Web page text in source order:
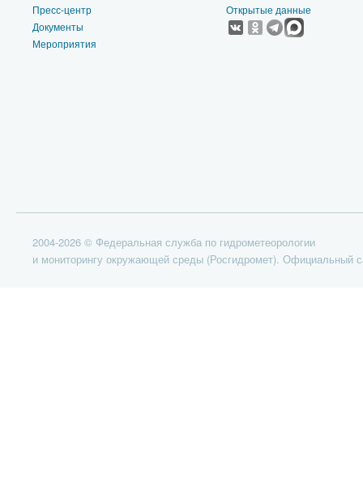
Пресс-центр
Документы
Мероприятия
Открытые данные
2004-2026 © Федеральная служба по гидрометеорологии
и мониторингу окружающей среды (Росгидромет). Официальный